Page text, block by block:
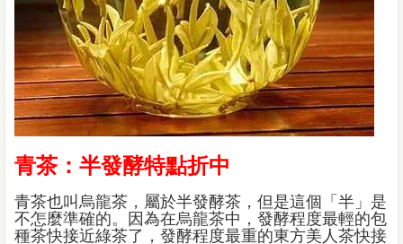
青茶：半發酵特點折中
青茶也叫烏龍茶，屬於半發酵茶，但是這個「半」是
不怎麼準確的。因為在烏龍茶中，發酵程度最輕的包
種茶快接近綠茶了，發酵程度最重的東方美人茶快接